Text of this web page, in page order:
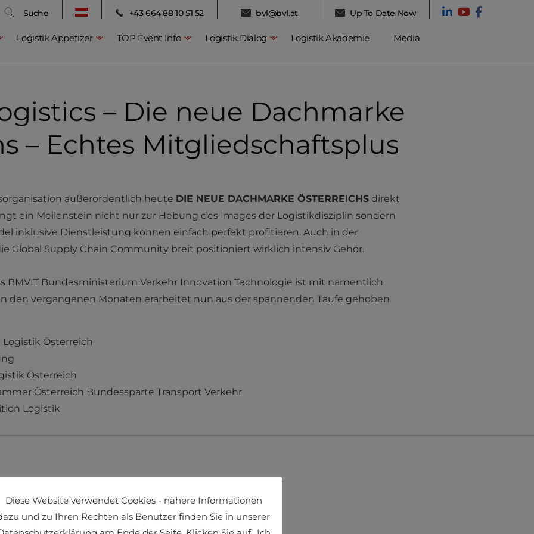
Suche +43 664 88 10 51 52 bvl@bvl.at Up To Date Now
Logistik Appetizer TOP Event Info Logistik Dialog Logistik Akademie Media
– Die neue Dachmarke
– Echtes Mitgliedschaftsplus
außerordentlich heute DIE NEUE DACHMARKE ÖSTERREICHSdirekt
ein Meilenstein nicht nur zur Hebung des Images der Logistikdisziplin sondern
inklusive Dienstleistung können einfach perfekt profitieren. Auch in der
Global Supply Chain Community breit positioniert wirklich intensiv Gehör.
BMVIT Bundesministerium Verkehr Innovation Technologie ist mit namentlich
den vergangenen Monaten erarbeitet nun aus der spannenden Taufe gehoben
Österreich
Österreich
Österreich Bundessparte Transport Verkehr
Logistik
Diese Website verwendet Cookies - nähere Informationen
und zu Ihren Rechten als Benutzer finden Sie in unserer